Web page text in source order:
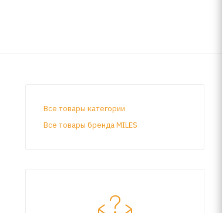
Все товары категории
Все товары бренда MILES